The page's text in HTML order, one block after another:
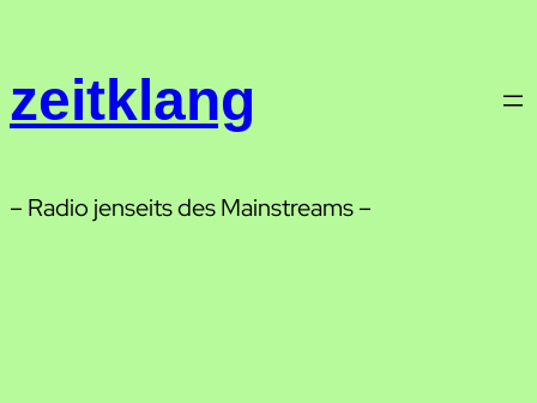
springen
zeitklang
– Radio jenseits des Mainstreams –